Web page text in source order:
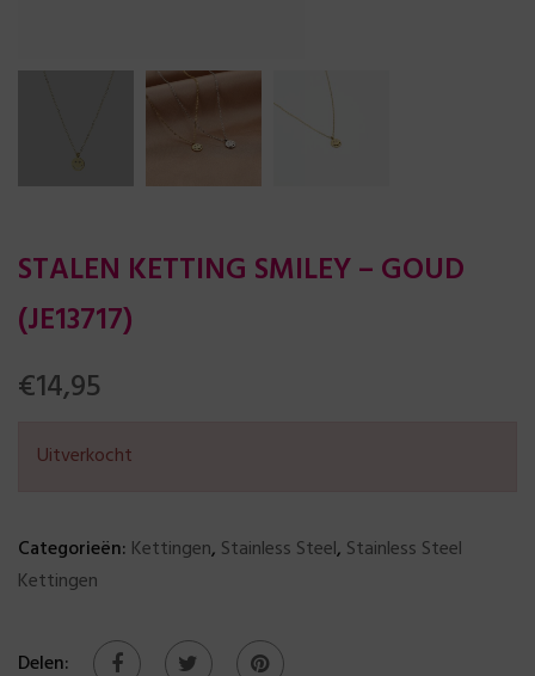
STALEN KETTING SMILEY – GOUD
(JE13717)
€14,95
Uitverkocht
Categorieën: Kettingen, Stainless Steel, Stainless Steel
Kettingen
Delen: